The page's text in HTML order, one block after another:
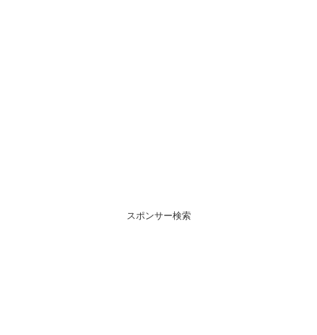
スポンサー検索